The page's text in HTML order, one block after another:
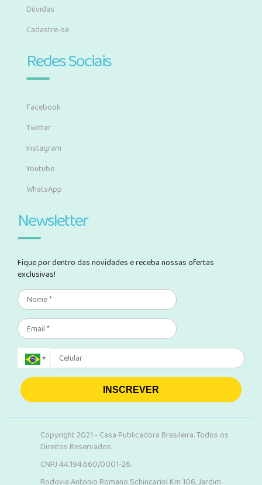
Dúvidas
Cadastre-se
Redes Sociais
Facebook
Twitter
Instagram
Youtube
WhatsApp
Newsletter
Fique por dentro das novidades e receba nossas ofertas
exclusivas!
INSCREVER
Copyright 2021 - Casa Publicadora Brasileira. Todos os
Direitos Reservados.
CNPJ 44.194.660/0001-26.
Rodovia Antonio Romano Schincariol Km 106, Jardim